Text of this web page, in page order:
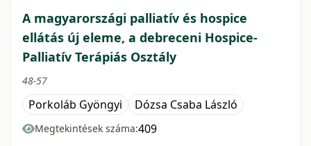
A magyarországi palliatív és hospice
ellátás új eleme, a debreceni Hospice-
Palliatív Terápiás Osztály
48-57
Porkoláb Gyöngyi Dózsa Csaba László
Megtekintések száma:409